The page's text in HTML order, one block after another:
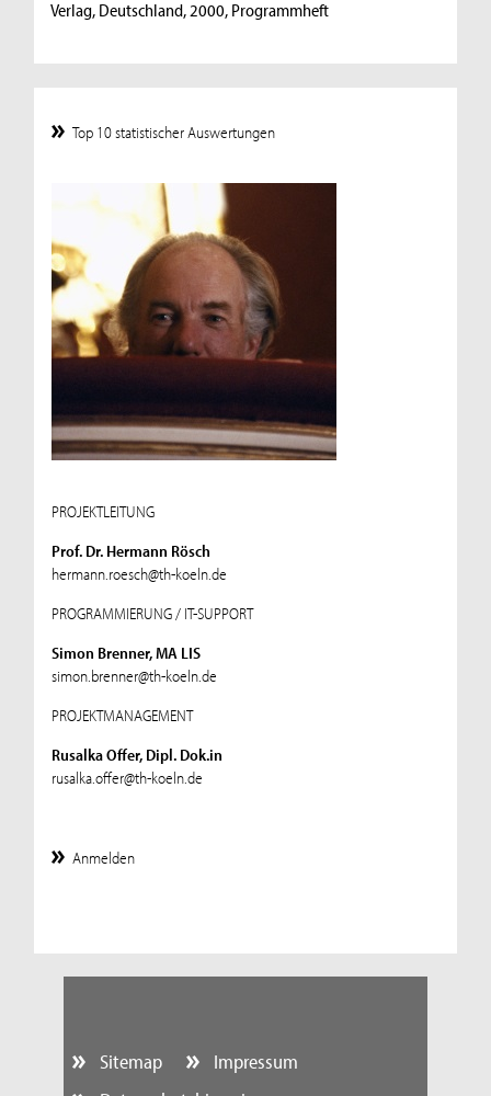
Verlag, Deutschland, 2000, Programmheft
Top 10 statistischer Auswertungen
PROJEKTLEITUNG
Prof. Dr. Hermann Rösch
hermann.roesch@th-koeln.de
PROGRAMMIERUNG / IT-SUPPORT
Simon Brenner, MA LIS
simon.brenner@th-koeln.de
PROJEKTMANAGEMENT
Rusalka Offer, Dipl. Dok.in
rusalka.offer@th-koeln.de
Anmelden
Sitemap
Impressum